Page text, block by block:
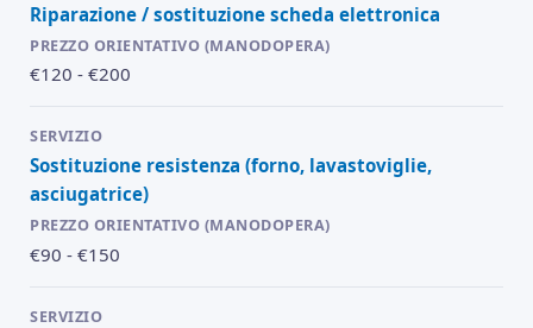
Riparazione / sostituzione scheda elettronica
€120 - €200
Sostituzione resistenza (forno, lavastoviglie,
asciugatrice)
€90 - €150